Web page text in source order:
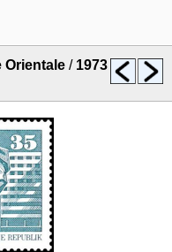
Orientale / 1973